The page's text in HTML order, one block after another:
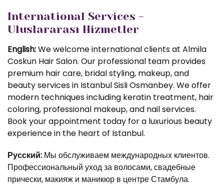
International Services -
Uluslararası Hizmetler
English:We welcome international clients at Almila
Coskun Hair Salon. Our professional team provides
premium hair care, bridal styling, makeup, and
beauty services in Istanbul Sisli Osmanbey. We offer
modern techniques including keratin treatment, hair
coloring, professional makeup, and nail services.
Book your appointment today for a luxurious beauty
experience in the heart of Istanbul.
Русский: Мы обслуживаем международных клиентов.
Профессиональный уход за волосами, свадебные
прически, макияж и маникюр в центре Стамбула.